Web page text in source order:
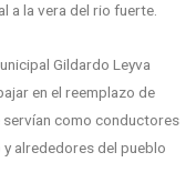
a la vera del rio fuerte.
Gildardo Leyva
en el reemplazo de
como conductores
alrededores del pueblo